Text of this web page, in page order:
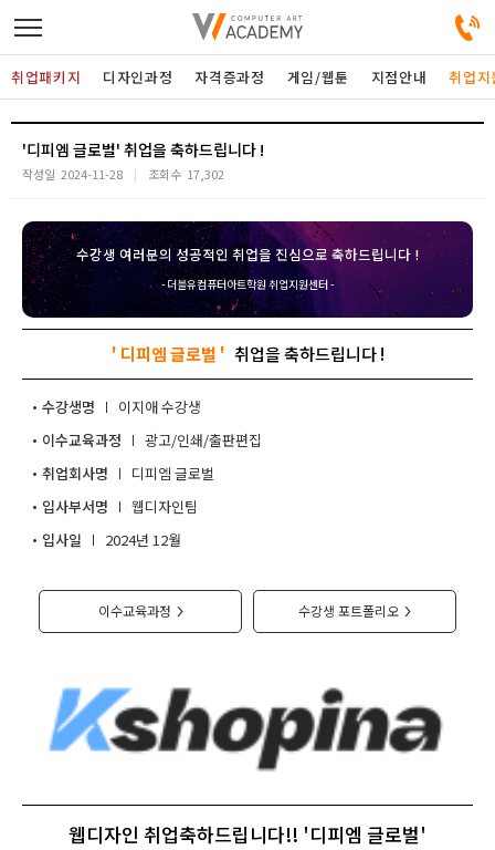
디자인정규과정
게임과정
자격증과정
커뮤니티
취업지원센터
고객상담센터
지점별 홈페이지
취업패키지 디자인과정 자격증과정 게임/웹툰 지점안내 취업
'디피엠 글로벌'
작성일 2024-11-28 조회수 17,302
수강생 여러분의 성공적인 취업을 진심으로 축하드립니다 !
- 더블유컴퓨터아트학원 취업지원센터 -
' 디피엠 글로벌 '
수강생명
이지애
이수교육과정
광고/인쇄/출판편집
취업회사명
디피엠 글로벌
입사부서명
웹디자인팀
입사일
2024년 12월
이수교육과정 > 수강생 포트폴리오 >
웹디자인 취업축하드립니다!! '디피엠 글로벌'